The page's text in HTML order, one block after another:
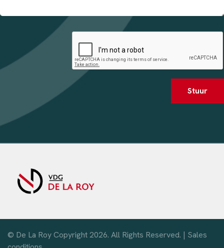
Stuur
© De La Roy Copyright 2026. All Rights Reserved. | Sales